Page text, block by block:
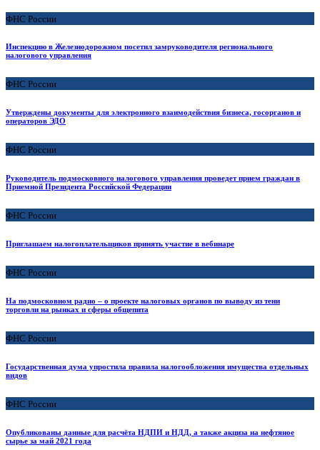
ФНС России
Инспекцию в Железнодорожном посетил замруководителя регионального
налогового управления
ФНС России
Утверждены документы для электронного взаимодействия бизнеса, госорганов и
операторов ЭДО
ФНС России
Руководитель подмосковного налогового управления проведет прием граждан в
Приемной Президента Российской Федерации
ФНС России
Приглашаем налогоплательщиков принять участие в вебинаре
ФНС России
На подмосковном радио – о проекте налоговых органов по выводу из тени
торговли на рынках и сферы общепита
ФНС России
Государственная дума упростила правила налогообложения имущества отдельных
видов
ФНС России
Опубликованы данные для расчёта НДПИ и НДД, а также акциза на нефтяное
сырье за май 2021 года